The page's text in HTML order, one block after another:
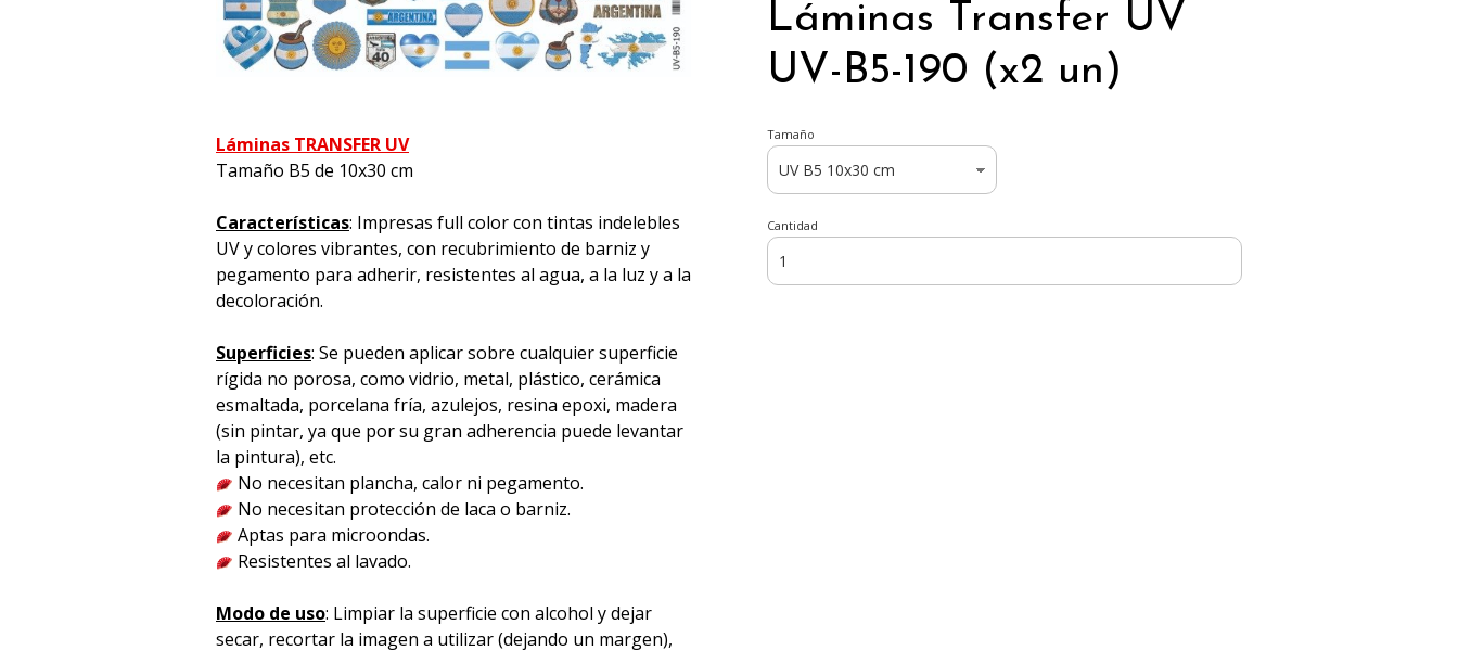
Láminas TRANSFER UV
Tamaño B5 de 10x30 cm
Características: Impresas full color con tintas indelebles
UV y colores vibrantes, con recubrimiento de barniz y
pegamento para adherir, resistentes al agua, a la luz y a la
decoloración.
Superficies: Se pueden aplicar sobre cualquier superficie
rígida no porosa, como vidrio, metal, plástico, cerámica
esmaltada, porcelana fría, azulejos, resina epoxi, madera
(sin pintar, ya que por su gran adherencia puede levantar
la pintura), etc.
No necesitan plancha, calor ni pegamento.
No necesitan protección de laca o barniz.
Aptas para microondas.
Resistentes al lavado.
Modo de uso: Limpiar la superficie con alcohol y dejar
secar, recortar la imagen a utilizar (dejando un margen),
Láminas Transfer UV
UV-B5-190 (x2 un)
Tamaño
Cantidad